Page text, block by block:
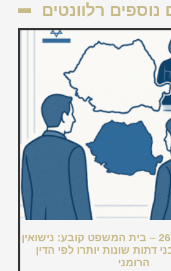
רלוונטים
תה"ן 26715-01-24 – בית המשפט קובע: נישואין
דתות שונות יותרו לפי הדין
הרומני